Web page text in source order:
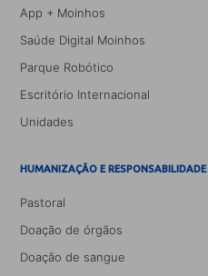
App + Moinhos
Saúde Digital Moinhos
Parque Robótico
Escritório Internacional
Unidades
HUMANIZAÇÃO E RESPONSABILIDADE
Pastoral
Doação de órgãos
Doação de sangue